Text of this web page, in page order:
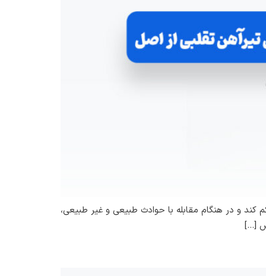
کند و در هنگام مقابله با حوادث طبیعی و غیر طبیعی،
[…]